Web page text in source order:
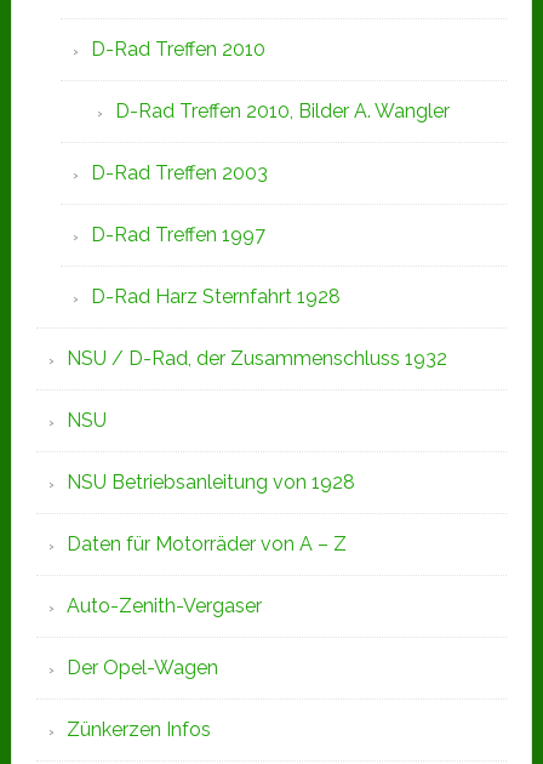
D-Rad Treffen 2010
D-Rad Treffen 2010, Bilder A. Wangler
D-Rad Treffen 2003
D-Rad Treffen 1997
D-Rad Harz Sternfahrt 1928
NSU / D-Rad, der Zusammenschluss 1932
NSU
NSU Betriebsanleitung von 1928
Daten für Motorräder von A – Z
Auto-Zenith-Vergaser
Der Opel-Wagen
Zünkerzen Infos